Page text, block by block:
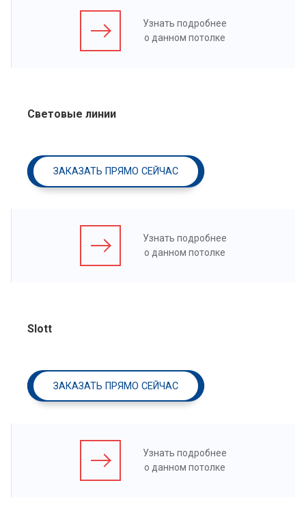
Узнать подробнее
о данном потолке
Световые линии
ЗАКАЗАТЬ ПРЯМО СЕЙЧАС
Узнать подробнее
о данном потолке
Slott
ЗАКАЗАТЬ ПРЯМО СЕЙЧАС
Узнать подробнее
о данном потолке